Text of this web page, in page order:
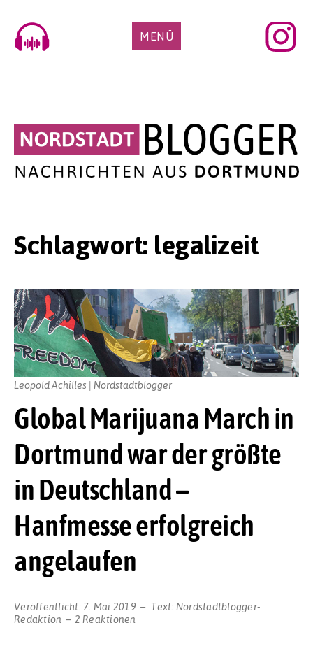
content
MENÜ
Schlagwort: legalizeit
Global Marijuana March in
Dortmund war der größte
in Deutschland –
Hanfmesse erfolgreich
angelaufen
Veröffentlicht: 7. Mai 2019 Text: Nordstadtblogger-
Redaktion
2 Reaktionen
Leopold Achilles | Nordstadtblogger